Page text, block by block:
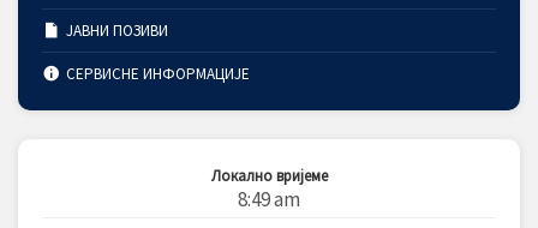
ЈАВНИ ПОЗИВИ
СЕРВИСНЕ ИНФОРМАЦИЈЕ
Локално вријеме
8:49 am